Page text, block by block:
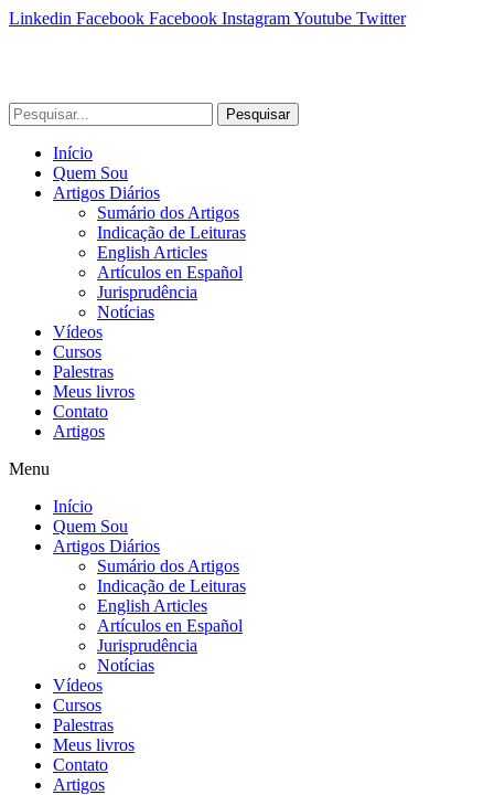
Linkedin Facebook Facebook InstagramYoutube Twitter
Pesquisar
Início
Quem Sou
Artigos Diários
Sumário dos Artigos
Indicação de Leituras
English Articles
Artículos en Español
Jurisprudência
Notícias
Vídeos
Cursos
Palestras
Meus livros
Contato
Artigos
Menu
Início
Quem Sou
Artigos Diários
Sumário dos Artigos
Indicação de Leituras
English Articles
Artículos en Español
Jurisprudência
Notícias
Vídeos
Cursos
Palestras
Meus livros
Contato
Artigos